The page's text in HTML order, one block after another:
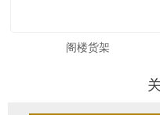
阁楼货架